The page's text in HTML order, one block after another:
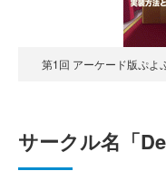
第1回 アーケード版ぷよ
サークル名「